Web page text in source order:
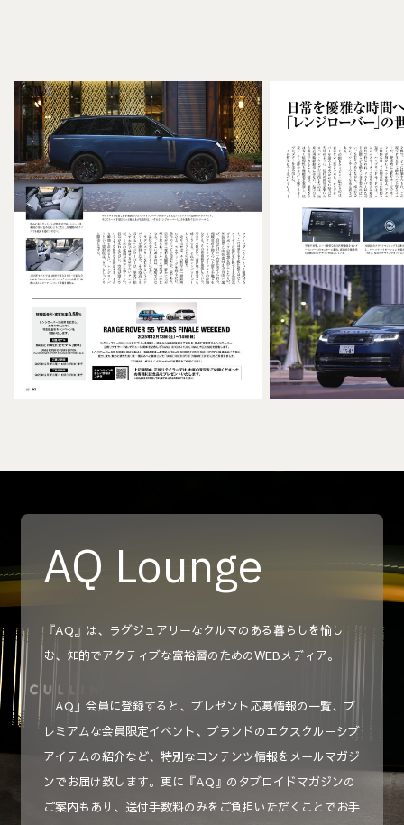
AQ Lounge
『AQ』は、ラグジュアリーなクルマのある暮らしを愉し
む、知的でアクティブな富裕層のためのWEBメディア。
「AQ」会員に登録すると、プレゼント応募情報の一覧、プ
レミアムな会員限定イベント、ブランドのエクスクルーシブ
アイテムの紹介など、特別なコンテンツ情報をメールマガジ
ンでお届け致します。更に『AQ』のタブロイドマガジンの
ご案内もあり、送付手数料のみをご負担いただくことでお手